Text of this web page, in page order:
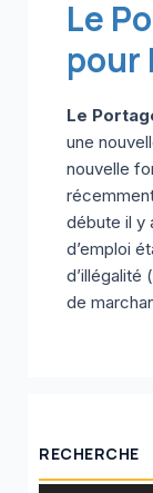
Le
pour
Le
une
nouvelle
débute il y
d’emploi
d’illégalité
de
RECHERCHE